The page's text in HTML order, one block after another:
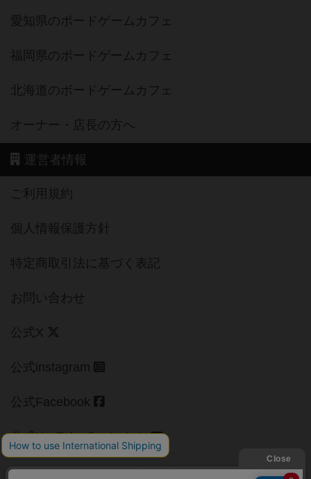
愛知県のボードゲームカフェ
福岡県のボードゲームカフェ
北海道のボードゲームカフェ
オーナー・店長の方へ
運営者情報
ご利用規約
個人情報保護方針
特定商取引法に基づく表記
お問い合わせ
公式X
公式instagram
公式Facebook
公式YouTubeチャンネル
Copyright (c)